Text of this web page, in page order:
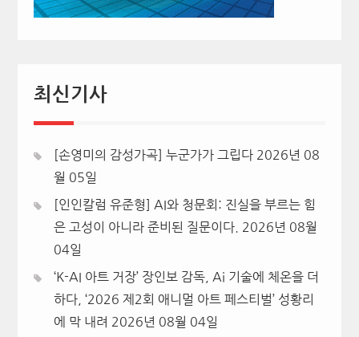
최신기사
[손영미의 감성가곡] 누군가가 그립다 2026년 08
월 05일
[인인칼럼 유준형] AI와 청문회: 진실을 부르는 힘
은 고성이 아니라 준비된 질문이다.
2026년 08월
04일
‘K-AI 아트 거장’ 장인보 감독, Ai 기술에 체온을 더
하다, ‘2026 제2회 애니멀 아트 페스티벌’ 성황리
에 막 내려 2026년 08월 04일